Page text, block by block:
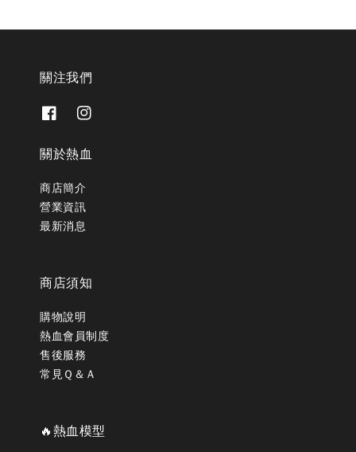
關注我們
關於熱血
商店簡介
營業資訊
最新消息
商店須知
購物說明
熱血會員制度
售後服務
常見Ｑ＆Ａ
🔥熱血模型